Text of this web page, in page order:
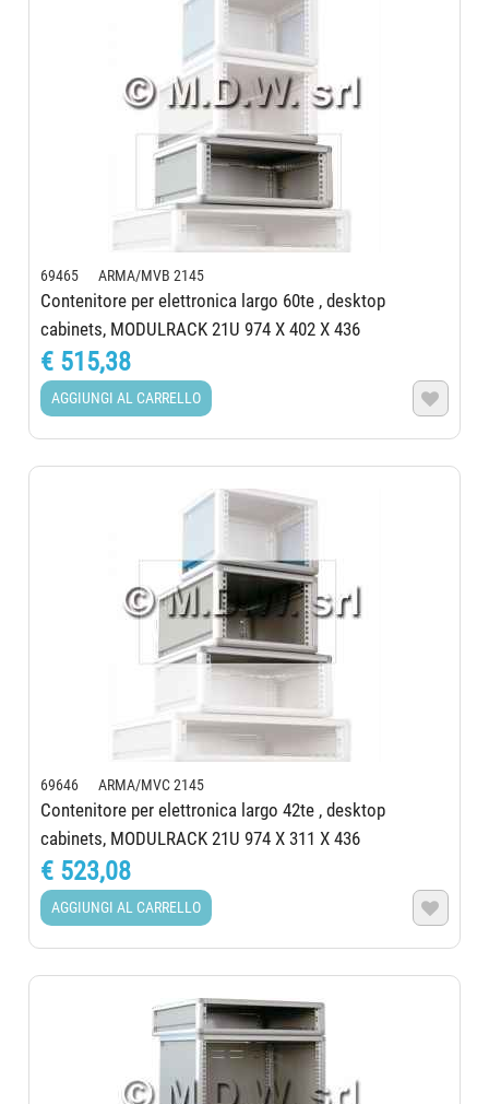
69465 ARMA/MVB 2145
Contenitore per elettronica largo 60te , desktop
cabinets, MODULRACK 21U 974 X 402 X 436
€ 515,38
AGGIUNGI AL CARRELLO 
69646 ARMA/MVC 2145
Contenitore per elettronica largo 42te , desktop
cabinets, MODULRACK 21U 974 X 311 X 436
€ 523,08
AGGIUNGI AL CARRELLO 